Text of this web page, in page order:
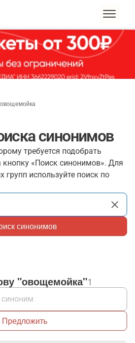
овощемойка
синонимов
требуется подобрать
кнопку «Поиск синонимов». Для
групп используйте поиск по
синонимов
"овощемойка"1
Предложить